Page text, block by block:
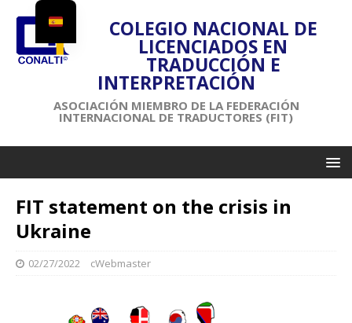
COLEGIO NACIONAL DE
LICENCIADOS EN
TRADUCCIÓN E
INTERPRETACIÓN
ASOCIACIÓN MIEMBRO DE LA FEDERACIÓN
INTERNACIONAL DE TRADUCTORES (FIT)
FIT statement on the crisis in
Ukraine
02/27/2022 cWebmaster